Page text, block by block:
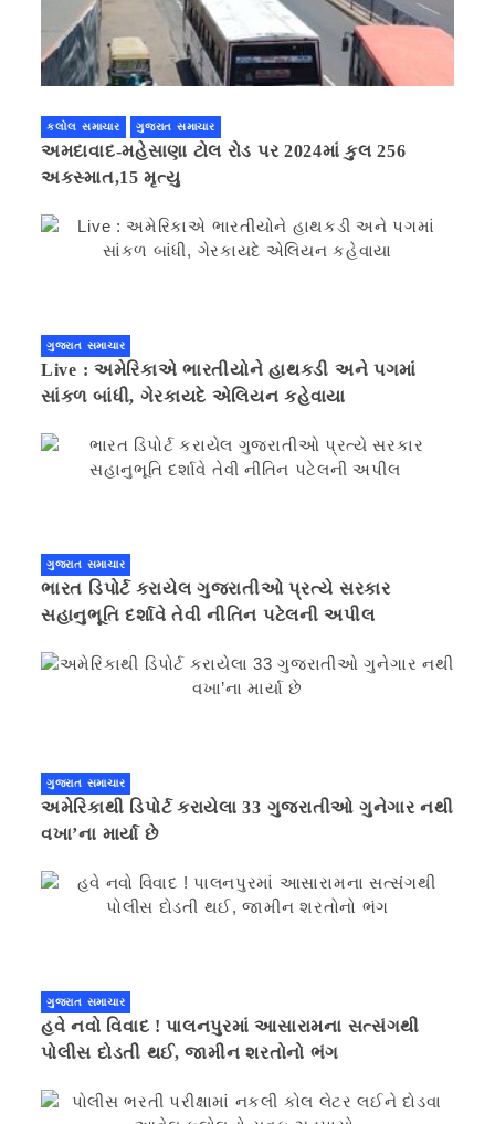
કલોલ સમાચાર ગુજરાત સમાચાર
અમદાવાદ-મહેસાણા ટોલ રોડ પર 2024માં કુલ 256
અકસ્માત,15 મૃત્યુ
ગુજરાત સમાચાર
Live : અમેરિકાએ ભારતીયોને હાથકડી અને પગમાં
સાંકળ બાંધી, ગેરકાયદે એલિયન કહેવાયા
ગુજરાત સમાચાર
ભારત ડિપોર્ટ કરાયેલ ગુજરાતીઓ પ્રત્યે સરકાર
સહાનુભૂતિ દર્શાવે તેવી નીતિન પટેલની અપીલ
ગુજરાત સમાચાર
અમેરિકાથી ડિપોર્ટ કરાયેલા 33 ગુજરાતીઓ ગુનેગાર નથી
વખા’ના માર્યા છે
ગુજરાત સમાચાર
હવે નવો વિવાદ ! પાલનપુરમાં આસારામના સત્સંગથી
પોલીસ દોડતી થઈ, જામીન શરતોનો ભંગ